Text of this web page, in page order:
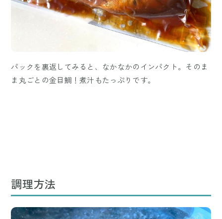
パックを裏返してみると、なかなかのインパクト。そのま
ま丸ごとの金目鯛！煮汁もたっぷりです。
調理方法